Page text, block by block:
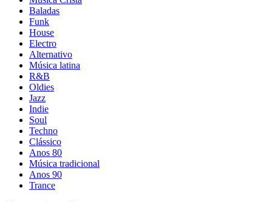
Baladas
Funk
House
Electro
Alternativo
Música latina
R&B
Oldies
Jazz
Indie
Soul
Techno
Clássico
Anos 80
Música tradicional
Anos 90
Trance